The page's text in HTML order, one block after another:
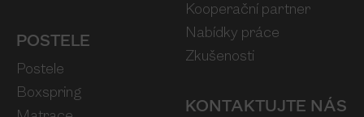
POSTELE
Postele
Boxspring
Kooperační partner
Nabídky práce
Zkušenosti
KONTAKTUJTE NÁS